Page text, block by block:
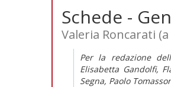
Schede -
Valeria Roncarati
Per la redazione
Elisabetta Gandolfi,
Segna, Paolo